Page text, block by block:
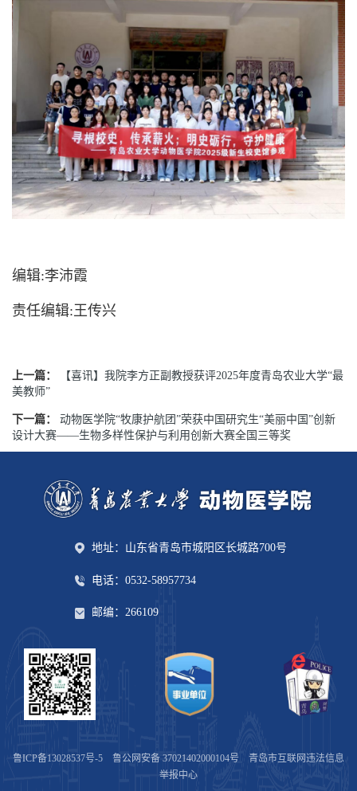
编辑:李沛霞
责任编辑:王传兴
上一篇：
【喜讯】我院李方正副教授获评2025年度青岛农业大学“最
美教师”
下一篇：
动物医学院“牧康护航团”荣获中国研究生“美丽中国”创新
设计大赛——生物多样性保护与利用创新大赛全国三等奖
地址：山东省青岛市城阳区长城路700号
电话：0532-58957734
邮编：266109
鲁ICP备13028537号-5 鲁公网安备 37021402000104号
青岛市互联网违法信息
举报中心